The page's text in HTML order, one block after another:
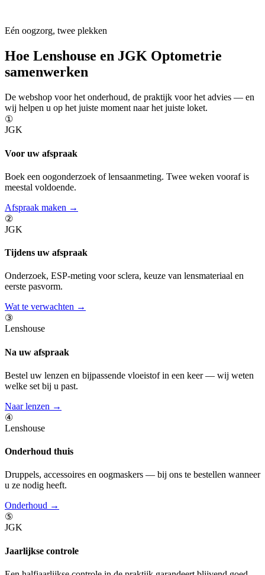
Eén oogzorg, twee plekken
Hoe Lenshouse en JGK Optometrie
samenwerken
De webshop voor het onderhoud, de praktijk voor het advies — en
wij helpen u op het juiste moment naar het juiste loket.
①
JGK
Voor uw afspraak
Boek een oogonderzoek of lensaanmeting. Twee weken vooraf is
meestal voldoende.
Afspraak maken →
②
JGK
Tijdens uw afspraak
Onderzoek, ESP-meting voor sclera, keuze van lensmateriaal en
eerste pasvorm.
Wat te verwachten →
③
Lenshouse
Na uw afspraak
Bestel uw lenzen en bijpassende vloeistof in een keer — wij weten
welke set bij u past.
Naar lenzen →
④
Lenshouse
Onderhoud thuis
Druppels, accessoires en oogmaskers — bij ons te bestellen wanneer
u ze nodig heeft.
Onderhoud →
⑤
JGK
Jaarlijkse controle